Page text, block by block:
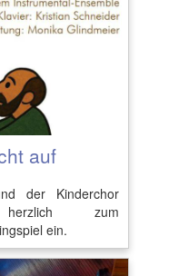
auf
der Kinderchor
zum
ein.